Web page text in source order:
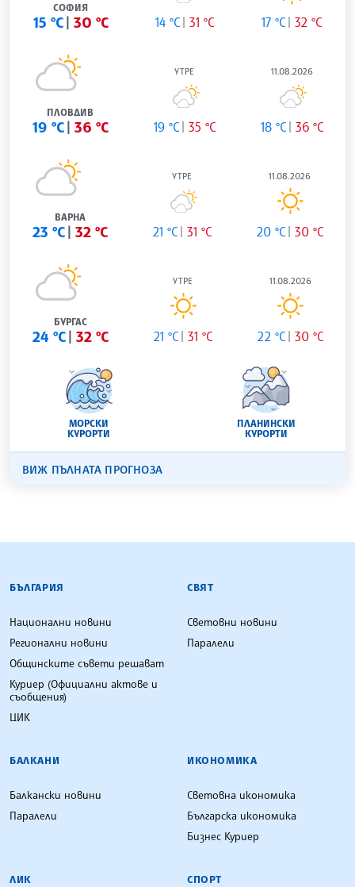
СОФИЯ
15 °C 30 °C 14 °C 31 °C 17 °C 32 °C
ПЛОВДИВ
19 °C 36 °C
УТРЕ
19 °C 35 °C
11.08.2026
18 °C 36 °C
ВАРНА
23 °C 32 °C
УТРЕ
21 °C 31 °C
11.08.2026
20 °C 30 °C
БУРГАС
24 °C 32 °C
УТРЕ
21 °C 31 °C
11.08.2026
22 °C 30 °C
МОРСКИ
КУРОРТИ
ПЛАНИНСКИ
КУРОРТИ
ВИЖ ПЪЛНАТА ПРОГНОЗА
БЪЛГАРСКА ТЕЛЕГРАФНА АГЕНЦИЯ
БЪЛГАРИЯ
Национални новини
Регионални новини
Общинските съвети решават
Куриер (Официални актове и
съобщения)
ЦИК
СВЯТ
Световни новини
Паралели
БАЛКАНИ
Балкански новини
Паралели
ИКОНОМИКА
Световна икономика
Българска икономика
Бизнес Куриер
ЛИК СПОРТ